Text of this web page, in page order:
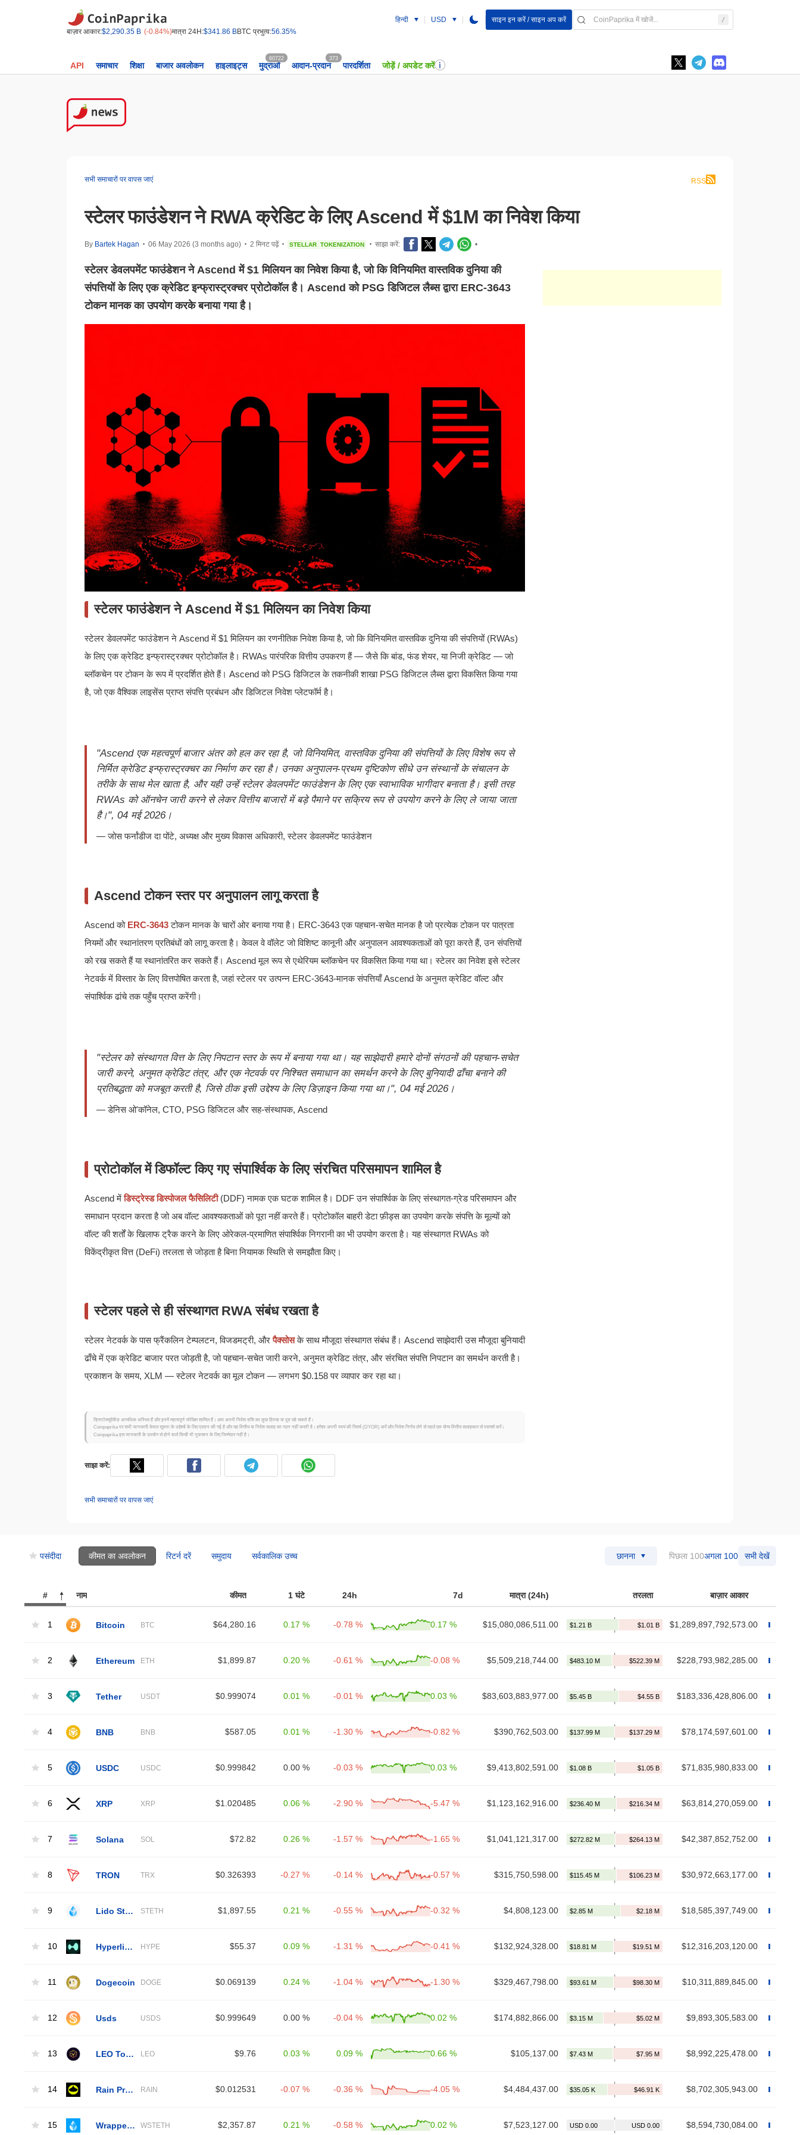
बाज़ार आकार:$2,290.35 B (-0.84%)मात्रा 24H:$341.86 BBTC प्रभुत्व:56.35%
हिन्दी USD साइन इन करें / साइन अप करें
API समाचार शिक्षा बाजार अवलोकन हाइलाइट्स मुद्राओं
60722
आदान-प्रदान
373
पारदर्शिता जोड़ें / अपडेट करें
सभी समाचारों पर वापस जाएं RSS
स्टेलर फाउंडेशन ने RWA क्रेडिट के लिए Ascend में $1M का निवेश किया
By Bartek Hagan • 06 May 2026 (3 months ago) • 2 मिनट पढ़ें • STELLAR TOKENIZATION • साझा करें: •
स्टेलर डेवलपमेंट फाउंडेशन ने Ascend में $1 मिलियन का निवेश किया है, जो कि विनियमित वास्तविक दुनिया की
संपत्तियों के लिए एक क्रेडिट इन्फ्रास्ट्रक्चर प्रोटोकॉल है। Ascend को PSG डिजिटल लैब्स द्वारा ERC-3643
टोकन मानक का उपयोग करके बनाया गया है।
स्टेलर फाउंडेशन ने Ascend में $1 मिलियन का निवेश किया
स्टेलर डेवलपमेंट फाउंडेशन ने Ascend में $1 मिलियन का रणनीतिक निवेश किया है, जो कि विनियमित वास्तविक दुनिया की संपत्तियों (RWAs)
के लिए एक क्रेडिट इन्फ्रास्ट्रक्चर प्रोटोकॉल है। RWAs पारंपरिक वित्तीय उपकरण हैं — जैसे कि बांड, फंड शेयर, या निजी क्रेडिट — जो
ब्लॉकचेन पर टोकन के रूप में प्रदर्शित होते हैं। Ascend को PSG डिजिटल के तकनीकी शाखा PSG डिजिटल लैब्स द्वारा विकसित किया गया
है, जो एक वैश्विक लाइसेंस प्राप्त संपत्ति प्रबंधन और डिजिटल निवेश प्लेटफॉर्म है।
"Ascend एक महत्वपूर्ण बाजार अंतर को हल कर रहा है, जो विनियमित, वास्तविक दुनिया की संपत्तियों के लिए विशेष रूप से
निर्मित क्रेडिट इन्फ्रास्ट्रक्चर का निर्माण कर रहा है। उनका अनुपालन-प्रथम दृष्टिकोण सीधे उन संस्थानों के संचालन के
तरीके के साथ मेल खाता है, और यही उन्हें स्टेलर डेवलपमेंट फाउंडेशन के लिए एक स्वाभाविक भागीदार बनाता है। इसी तरह
RWAs को ऑनचेन जारी करने से लेकर वित्तीय बाजारों में बड़े पैमाने पर सक्रिय रूप से उपयोग करने के लिए ले जाया जाता
है।", 04 मई 2026।
— जोस फर्नांडीज दा पोंटे, अध्यक्ष और मुख्य विकास अधिकारी, स्टेलर डेवलपमेंट फाउंडेशन
Ascend टोकन स्तर पर अनुपालन लागू करता है
Ascend को ERC-3643टोकन मानक के चारों ओर बनाया गया है। ERC-3643 एक पहचान-सचेत मानक है जो प्रत्येक टोकन पर पात्रता
नियमों और स्थानांतरण प्रतिबंधों को लागू करता है। केवल वे वॉलेट जो विशिष्ट कानूनी और अनुपालन आवश्यकताओं को पूरा करते हैं, उन संपत्तियों
को रख सकते हैं या स्थानांतरित कर सकते हैं। Ascend मूल रूप से एथेरियम ब्लॉकचेन पर विकसित किया गया था। स्टेलर का निवेश इसे स्टेलर
नेटवर्क में विस्तार के लिए वित्तपोषित करता है, जहां स्टेलर पर उत्पन्न ERC-3643-मानक संपत्तियाँ Ascend के अनुमत क्रेडिट वॉल्ट और
संपार्श्विक ढांचे तक पहुँच प्राप्त करेंगी।
"स्टेलर को संस्थागत वित्त के लिए निपटान स्तर के रूप में बनाया गया था। यह साझेदारी हमारे दोनों संगठनों की पहचान-सचेत
जारी करने, अनुमत क्रेडिट तंत्र, और एक नेटवर्क पर निश्चित समाधान का समर्थन करने के लिए बुनियादी ढाँचा बनाने की
प्रतिबद्धता को मजबूत करती है, जिसे ठीक इसी उद्देश्य के लिए डिज़ाइन किया गया था।", 04 मई 2026।
— डेनिस ओ'कॉनेल, CTO, PSG डिजिटल और सह-संस्थापक, Ascend
प्रोटोकॉल में डिफॉल्ट किए गए संपार्श्विक के लिए संरचित परिसमापन शामिल है
Ascend मेंडिस्ट्रेस्ड डिस्पोजल फैसिलिटी(DDF) नामक एक घटक शामिल है। DDF उन संपार्श्विक के लिए संस्थागत-ग्रेड परिसमापन और
समाधान प्रदान करता है जो अब वॉल्ट आवश्यकताओं को पूरा नहीं करते हैं। प्रोटोकॉल बाहरी डेटा फ़ीड्स का उपयोग करके संपत्ति के मूल्यों को
वॉल्ट की शर्तों के खिलाफ ट्रैक करने के लिए ओरेकल-प्रमाणित संपार्श्विक निगरानी का भी उपयोग करता है। यह संस्थागत RWAs को
विकेंद्रीकृत वित्त (DeFi) तरलता से जोड़ता है बिना नियामक स्थिति से समझौता किए।
स्टेलर पहले से ही संस्थागत RWA संबंध रखता है
स्टेलर नेटवर्क के पास फ्रैंकलिन टेम्पलटन, विजडमट्री, औरपैक्सोसके साथ मौजूदा संस्थागत संबंध हैं। Ascend साझेदारी उस मौजूदा बुनियादी
ढाँचे में एक क्रेडिट बाजार परत जोड़ती है, जो पहचान-सचेत जारी करने, अनुमत क्रेडिट तंत्र, और संरचित संपत्ति निपटान का समर्थन करती है।
प्रकाशन के समय, XLM — स्टेलर नेटवर्क का मूल टोकन — लगभग $0.158 पर व्यापार कर रहा था।
क्रिप्टोक्यूरेंसीज़ अत्यधिक अस्थिर हैं और इनमें महत्वपूर्ण जोखिम शामिल हैं। आप अपनी निवेश राशि का कुछ हिस्सा या पूरा खो सकते हैं।
Coinpaprika पर सभी जानकारी केवल सूचना के उद्देश्यों के लिए प्रदान की गई है और यह वित्तीय या निवेश सलाह का गठन नहीं करती है। हमेशा अपनी स्वयं की रिसर्च (DYOR) करें और निवेश निर्णय लेने से पहले एक योग्य वित्तीय सलाहकार से परामर्श करें।
Coinpaprika इस जानकारी के उपयोग से होने वाले किसी भी नुकसान के लिए जिम्मेदार नहीं है।
साझा करें:
सभी समाचारों पर वापस जाएं
पसंदीदा कीमत का अवलोकन रिटर्न दरें समुदाय सर्वकालिक उच्च छानना पिछला 100अगला 100 सभी देखें
# नाम कीमत 1 घंटे 24h 7d मात्रा (24h) तरलता बाज़ार आकार
1 Bitcoin BTC $64,280.16 0.17 % -0.78 % 0.17 % $15,080,086,511.00 $1,289,897,792,573.00
2 Ethereum ETH $1,899.87 0.20 % -0.61 % -0.08 % $5,509,218,744.00 $228,793,982,285.00
3 Tether USDT $0.999074 0.01 % -0.01 % 0.03 % $83,603,883,977.00 $183,336,428,806.00
4 BNB BNB $587.05 0.01 % -1.30 % -0.82 % $390,762,503.00 $78,174,597,601.00
5 USDC USDC $0.999842 0.00 % -0.03 % 0.03 % $9,413,802,591.00 $71,835,980,833.00
6 XRP XRP $1.020485 0.06 % -2.90 % -5.47 % $1,123,162,916.00 $63,814,270,059.00
7 Solana SOL $72.82 0.26 % -1.57 % -1.65 % $1,041,121,317.00 $42,387,852,752.00
8 TRON TRX $0.326393 -0.27 % -0.14 % -0.57 % $315,750,598.00 $30,972,663,177.00
9 STETH $1,897.55 0.21 % -0.55 % -0.32 % $4,808,123.00 $18,585,397,749.00
10 HYPE $55.37 0.09 % -1.31 % -0.41 % $132,924,328.00 $12,316,203,120.00
11 Dogecoin DOGE $0.069139 0.24 % -1.04 % -1.30 % $329,467,798.00 $10,311,889,845.00
12 Usds USDS $0.999649 0.00 % -0.04 % 0.02 % $174,882,866.00 $9,893,305,583.00
13 LEO $9.76 0.03 % 0.09 % 0.66 % $105,137.00 $8,992,225,478.00
14 Rain Protocol RAIN $0.012531 -0.07 % -0.36 % -4.05 % $4,484,437.00 $8,702,305,943.00
15 WSTETH $2,357.87 0.21 % -0.58 % 0.02 % $7,523,127.00 $8,594,730,084.00